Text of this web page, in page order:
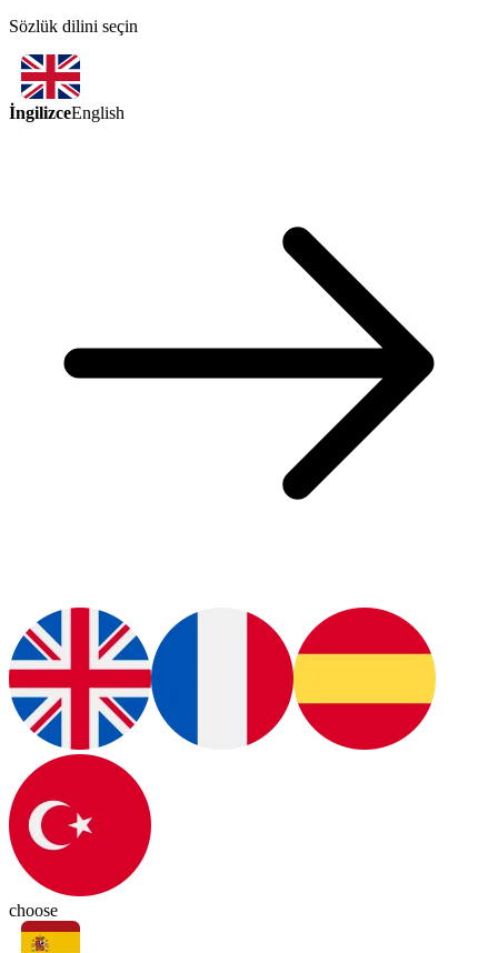
Sözlük dilini seçin
İngilizceEnglish
choose